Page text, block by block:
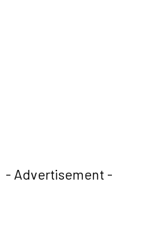
- Advertisement -